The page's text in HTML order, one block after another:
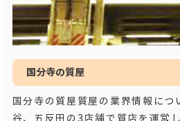
国分寺の質屋
国分寺の質屋質屋の業界情報につ